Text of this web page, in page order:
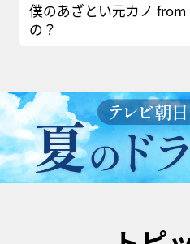
僕のあざとい元カノ
の？